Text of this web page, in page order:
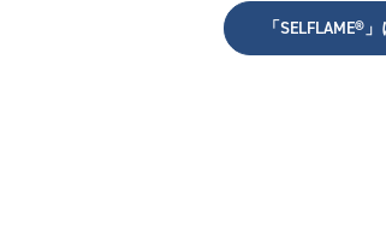
「SELFLAME®︎